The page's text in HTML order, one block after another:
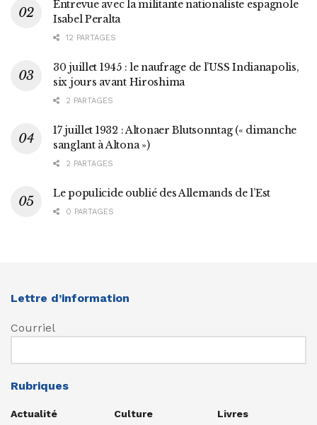
Entrevue avec la militante nationaliste espagnole
Isabel Peralta
12 PARTAGES
30 juillet 1945 : le naufrage de l’USS Indianapolis,
six jours avant Hiroshima
2 PARTAGES
17 juillet 1932 : Altonaer Blutsonntag (« dimanche
sanglant à Altona »)
2 PARTAGES
Le populicide oublié des Allemands de l’Est
0 PARTAGES
Lettre d’information
Courriel
Rubriques
Actualité
Culture
Livres